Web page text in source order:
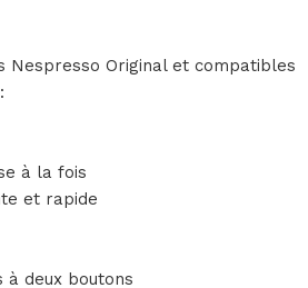
Nespresso Original et compatibles
à la fois
et rapide
à deux boutons